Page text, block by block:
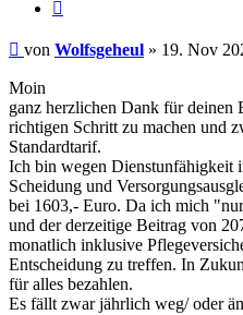
Beitrag
von Wolfsgeheul » 19. Nov
Moin
ganz herzlichen Dank für deinen
richtigen Schritt zu machen und
Standardtarif.
Ich bin wegen Dienstunfähigkeit
Scheidung und
bei 1603,- Euro. Da ich mich
und der derzeitige Beitrag von
monatlich inklusive
Entscheidung zu treffen. In
für alles bezahlen.
Es fällt zwar jährlich weg/ oder